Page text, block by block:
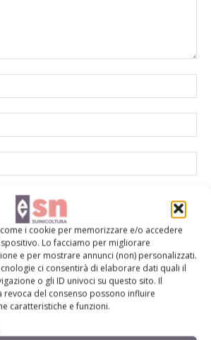
i cookie per memorizzare e/o accedere
Lo facciamo per migliorare
e per mostrare annunci (non) personalizzati.
ci consentirà di elaborare dati quali il
o gli ID univoci su questo sito. Il
revoca del consenso possono influire
caratteristiche e funzioni.
email e sito web in questo browser per la